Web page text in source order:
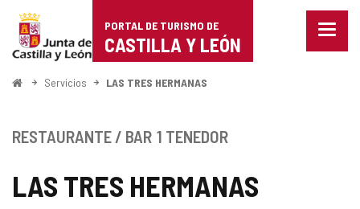
Portal
de
Turismo
Castilla
PORTAL DE TURISMO DE
CASTILLA Y LEÓN
Menu
InicioServicios LAS TRES HERMANAS
LAS TRES HERMANAS
RESTAURANTE / BAR 1 TENEDOR